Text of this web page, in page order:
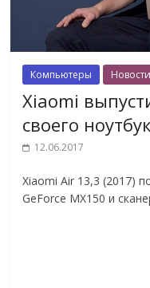
Компьютеры Новости
Xiaomi
своего
12.06.2017
Xiaomi Air 13,3 (2017)
GeForce MX150 и